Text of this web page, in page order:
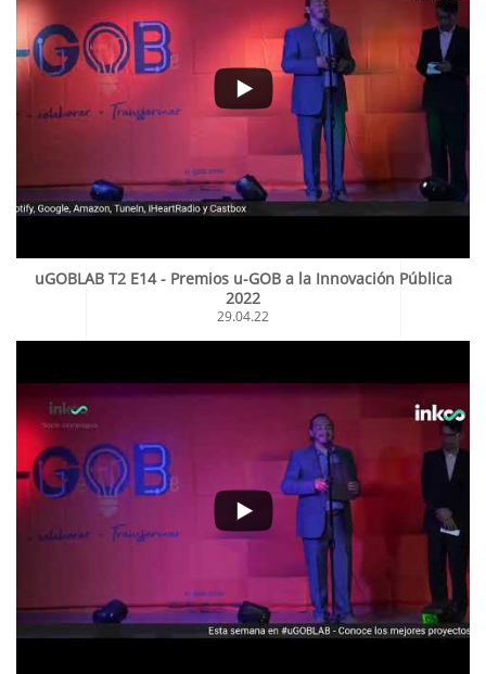
uGOBLAB T2 E14 - Premios u-GOB a la Innovación Pública
2022
29.04.22